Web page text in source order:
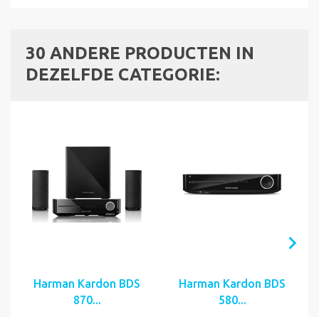
30 ANDERE PRODUCTEN IN
DEZELFDE CATEGORIE:
Harman Kardon BDS
870...
Harman Kardon BDS
580...